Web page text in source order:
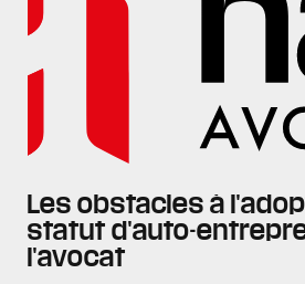
Les obstacles à
statut d'auto-
l'avocat